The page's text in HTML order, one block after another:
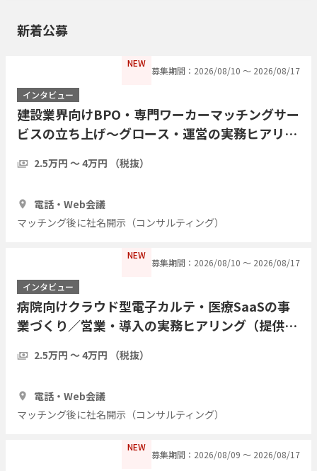
新着公募
NEW
募集期間：2026/08/10 〜 2026/08/17
インタビュー
建設業界向けBPO・専門ワーカーマッチングサー
ビスの立ち上げ〜グロース・運営の実務ヒアリン
ず）2.5万円 〜 4万円 （税抜）
電話・Web会議
マッチング後に社名開示（コンサルティング）
NEW
募集期間：2026/08/10 〜 2026/08/17
インタビュー
病院向けクラウド型電子カルテ・医療SaaSの事
業づくり／営業・導入の実務ヒアリング（提供・
2.5万円 〜 4万円 （税抜）
電話・Web会議
マッチング後に社名開示（コンサルティング）
NEW
募集期間：2026/08/09 〜 2026/08/17